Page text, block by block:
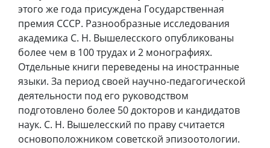
этого же года присуждена Государственная
премия СССР. Разнообразные исследования
академика С. Н. Вышелесского опубликованы
более чем в 100 трудах и 2 монографиях.
Отдельные книги переведены на иностранные
языки. За период своей научно-педагогической
деятельности под его руководством
подготовлено более 50 докторов и кандидатов
наук. С. Н. Вышелесский по праву считается
основоположником советской эпизоотологии.